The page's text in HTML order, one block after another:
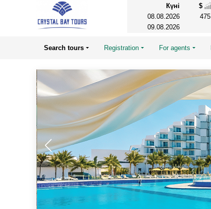
Күні
$
08.08.2026
475
09.08.2026
Search tours Registration For agents